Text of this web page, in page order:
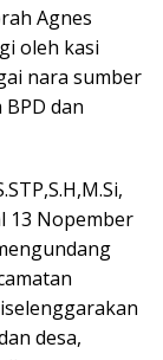
Agnes
oleh kasi
nara sumber
dan
13 Nopember
desa,